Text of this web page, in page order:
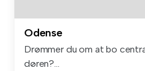
Odense
Drømmer du om at bo
døren?...